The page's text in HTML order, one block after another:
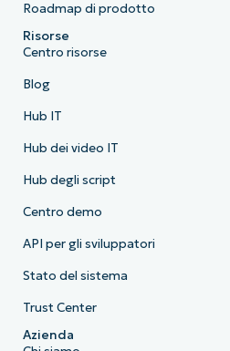
Roadmap di prodotto
Risorse
Centro risorse
Blog
Hub IT
Hub dei video IT
Hub degli script
Centro demo
API per gli sviluppatori
Stato del sistema
Trust Center
Azienda